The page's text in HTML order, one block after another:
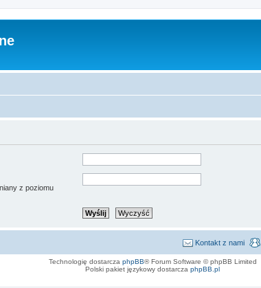
z poziomu
Kontakt z nami
Technologię dostarcza phpBB® Forum Software © phpBB Limited
Polski pakiet językowy dostarcza phpBB.pl